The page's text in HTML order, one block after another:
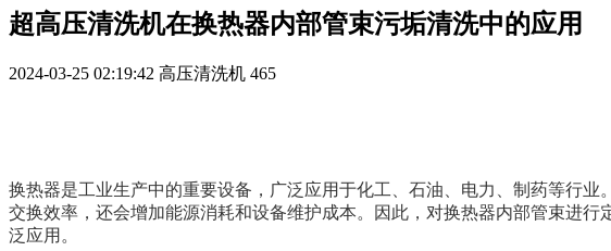
超高压清洗机在换热器内部管束污垢清洗中的应用
2024-03-25 02:19:42 高压清洗机 465
换热器是工业生产中的重要设备，广泛应用于化工、石油、电力、制药等行
交换效率，还会增加能源消耗和设备维护成本。因此，对换热器内部管束进
泛应用。